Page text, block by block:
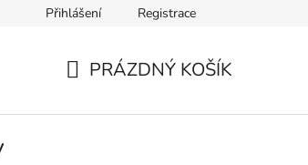
Přihlášení Registrace
PRÁZDNÝ KOŠÍK